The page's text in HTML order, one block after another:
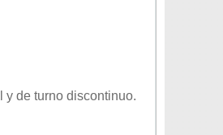
y de turno discontinuo.